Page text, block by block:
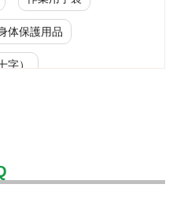
体保護用品
字）
事作業用品